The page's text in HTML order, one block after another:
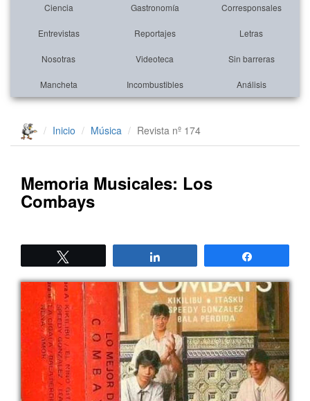
Ciencia Gastronomía Corresponsales
Entrevistas Reportajes Letras
Nosotras Videoteca Sin barreras
Mancheta Incombustibles Análisis
Inicio Música Revista nº 174
Memoria Musicales: Los
Combays